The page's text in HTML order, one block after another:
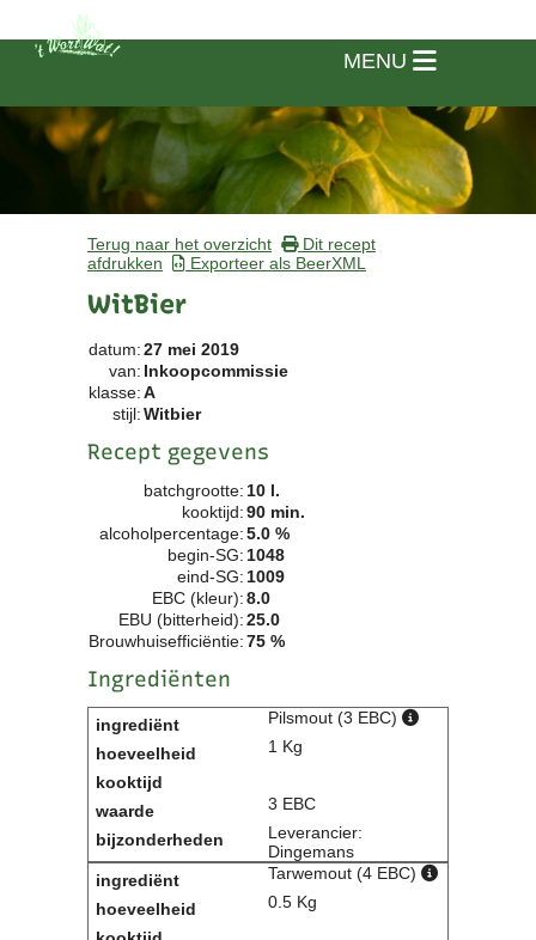
Terug naar het overzicht
Dit recept
afdrukken
Exporteer als BeerXML
WitBier
datum:27 mei 2019
van: Inkoopcommissie
klasse:A
stijl:Witbier
Recept gegevens
batchgrootte: 10 l.
kooktijd:90 min.
alcoholpercentage:5.0 %
begin-SG: 1048
eind-SG: 1009
EBC (kleur):8.0
EBU (bitterheid):25.0
Brouwhuisefficiëntie:75 %
Ingrediënten
Pilsmout (3 EBC)
1 Kg
3 EBC
Leverancier:
Dingemans
Tarwemout (4 EBC)
0.5 Kg
MENU
Home
Vereniging
Clubkalender
Informatie
Bestuur
- Historie
Reglementen
Privacyverklaring
Commissies
Polderbok
Wedstrijduitslagen
Prijzen
Bijzondere Leden
- Keurmeesters
- Professioneel
- Biersommeliers